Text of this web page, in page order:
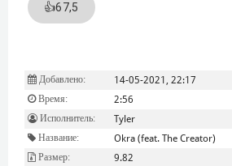
👍67,5
Добавлено: 14-05-2021, 22:17
Время: 2:56
Исполнитель: Tyler
Название: Okra (feat. The Creator)
Размер: 9.82